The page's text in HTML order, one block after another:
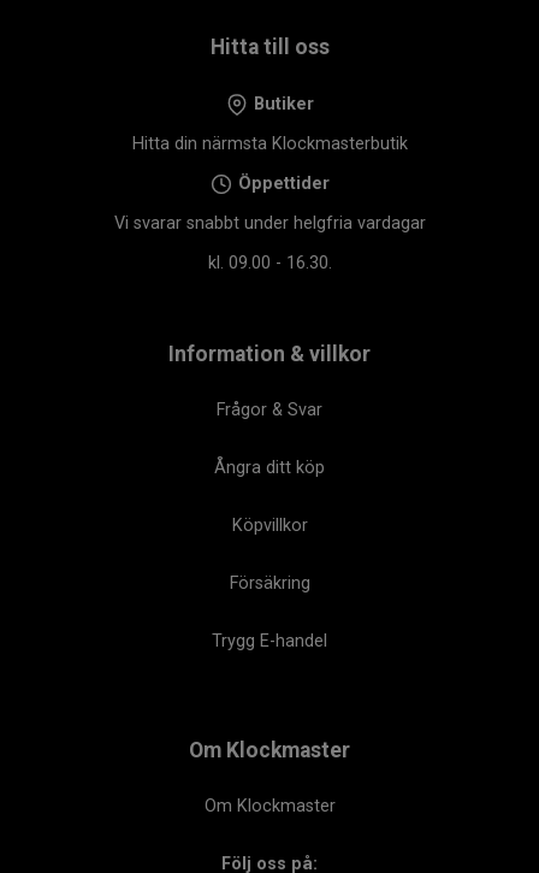
Hitta till oss
Butiker
Hitta din närmsta Klockmasterbutik
Öppettider
Vi svarar snabbt under helgfria vardagar
kl. 09.00 - 16.30.
Information & villkor
Frågor & Svar
Ångra ditt köp
Köpvillkor
Försäkring
Trygg E-handel
Om Klockmaster
Om Klockmaster
Följ oss på: